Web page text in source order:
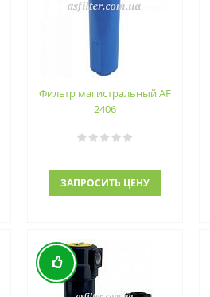
Фильтр магистральный AF
2406
ЗАПРОСИТЬ ЦЕНУ